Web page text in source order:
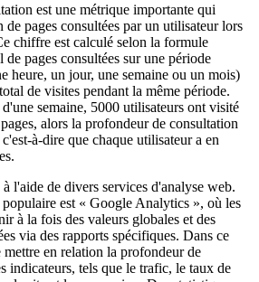
est une métrique importante qui
pages consultées par un utilisateur lors
chiffre est calculé selon la formule
pages consultées sur une période
heure, un jour, une semaine ou un mois)
de visites pendant la même période.
semaine, 5000 utilisateurs ont visité
alors la profondeur de consultation
à-dire que chaque utilisateur a en
l'aide de divers services d'analyse web.
est « Google Analytics », où les
à la fois des valeurs globales et des
via des rapports spécifiques. Dans ce
en relation la profondeur de
indicateurs, tels que le trafic, le taux de